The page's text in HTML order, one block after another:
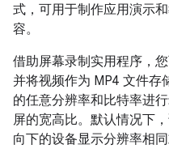
式，可用于制作应用演示
容。
借助屏幕录制实用程序，
并将视频作为 MP4 文件存
的任意分辨率和比特率进
屏的宽高比。默认情况下
向下的设备显示分辨率相